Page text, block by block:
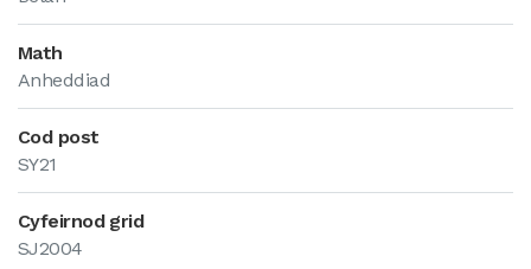
Math
Anheddiad
Cod post
SY21
Cyfeirnod grid
SJ2004